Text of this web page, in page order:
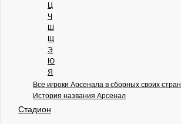
Ц
Ч
Ш
Щ
Э
Ю
Я
Все игроки Арсенала в сборных своих стран
История названия Арсенал
Стадион